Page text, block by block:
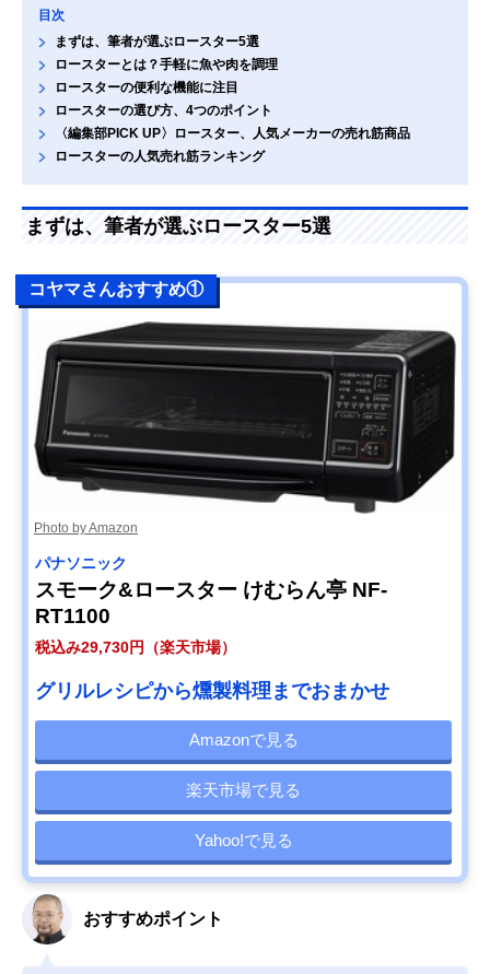
目次
まずは、筆者が選ぶロースター5選
ロースターとは？手軽に魚や肉を調理
ロースターの便利な機能に注目
ロースターの選び方、4つのポイント
〈編集部PICK UP〉ロースター、人気メーカーの売れ筋商品
ロースターの人気売れ筋ランキング
まずは、筆者が選ぶロースター5選
コヤマさんおすすめ①
Photo by Amazon
パナソニック
スモーク&ロースター けむらん亭 NF-
RT1100
税込み29,730円（楽天市場）
グリルレシピから燻製料理までおまかせ
Amazonで見る
楽天市場で見る
Yahoo!で見る
おすすめポイント